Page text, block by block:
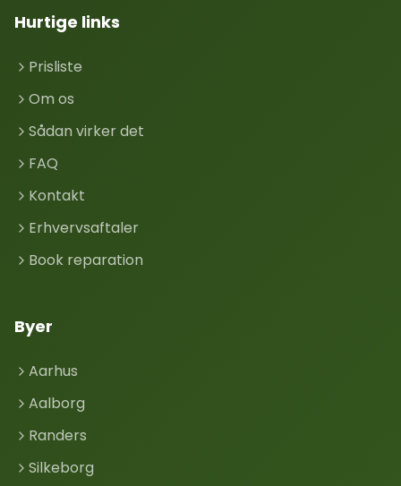
Hurtige links
Prisliste
Om os
Sådan virker det
FAQ
Kontakt
Erhvervsaftaler
Book reparation
Byer
Aarhus
Aalborg
Randers
Silkeborg